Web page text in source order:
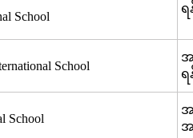
School
ရ
School
အ
ရ
School
အ
အ